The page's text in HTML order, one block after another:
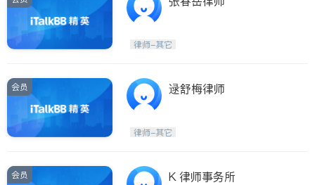
律师-其它
会员 逯舒梅律师
律师-其它
会员 K 律师事务所